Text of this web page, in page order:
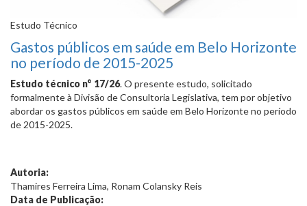
Estudo Técnico
Gastos públicos em saúde em Belo Horizonte
no período de 2015-2025
Estudo técnico n° 17/26. O presente estudo, solicitado
formalmente à Divisão de Consultoria Legislativa, tem por objetivo
abordar os gastos públicos em saúde em Belo Horizonte no período
de 2015-2025.
Autoria:
Thamires Ferreira Lima, Ronam Colansky Reis
Data de Publicação: